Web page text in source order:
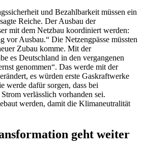
und Bezahlbarkeit müssen ein
Reiche. Der Ausbau der
mit dem Netzbau koordiniert werden:
vor Ausbau.“ Die Netzengpässe müssten
Zubau komme. Mit der
es Deutschland in den vergangenen
genommen“. Das werde mit der
es würden erste Gaskraftwerke
werde dafür sorgen, dass bei
verlässlich vorhanden sei.
werden, damit die Klimaneutralität
geht weiter